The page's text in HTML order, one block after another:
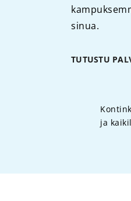
sinua.
TUTUSTU
ja